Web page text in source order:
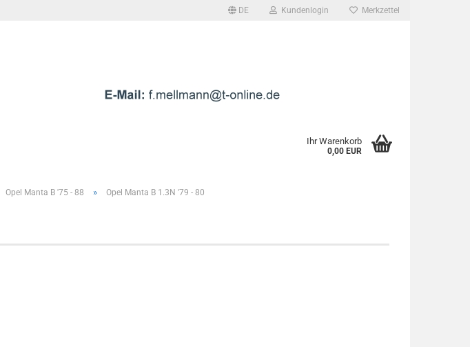
DE Kundenlogin Merkzettel
Ihr Warenkorb
0,00 EUR
Opel Manta B '75 - 88 » Opel Manta B 1.3N '79 - 80